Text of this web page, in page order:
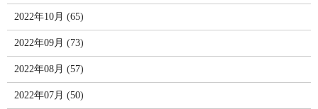
2022年10月 (65)
2022年09月 (73)
2022年08月 (57)
2022年07月 (50)